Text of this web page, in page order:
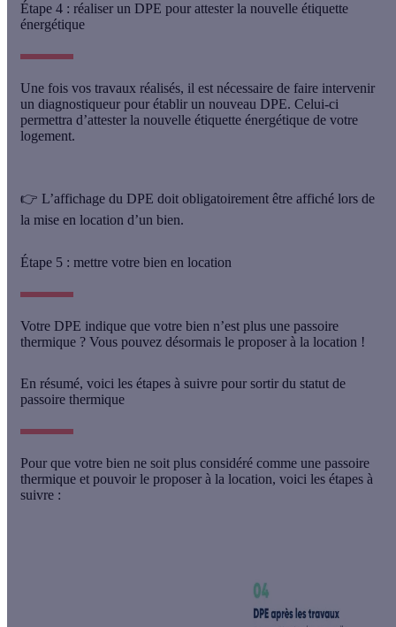
Étape 4 : réaliser un DPE pour attester la nouvelle étiquette
énergétique
Une fois vos travaux réalisés, il est nécessaire de faire intervenir
un diagnostiqueur pour établir un nouveau DPE. Celui-ci
permettra d’attester la nouvelle étiquette énergétique de votre
logement.
👉 L’affichage du DPE doit obligatoirement être affiché lors de
la mise en location d’un bien.
Étape 5 : mettre votre bien en location
Votre DPE indique que votre bien n’est plus une passoire
thermique ? Vous pouvez désormais le proposer à la location !
En résumé, voici les étapes à suivre pour sortir du statut de
passoire thermique
Pour que votre bien ne soit plus considéré comme une passoire
thermique et pouvoir le proposer à la location, voici les étapes à
suivre :